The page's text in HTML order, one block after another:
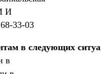
И
33-03
в следующих
в